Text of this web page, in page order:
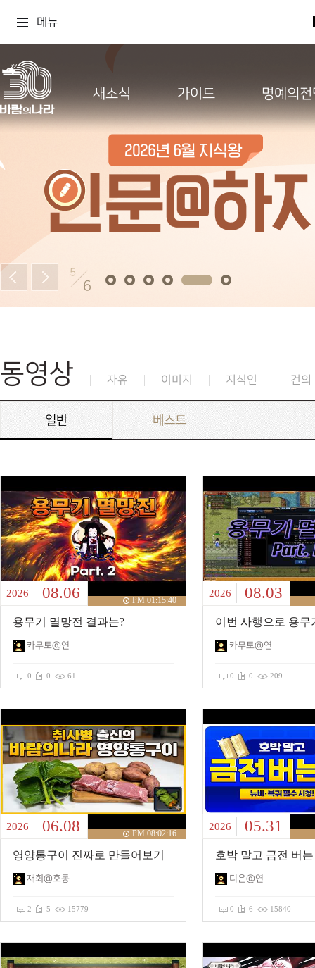
메뉴
새소식 가이드 명예의
5
6
동영상 자유 이미지 지식인 건의
일반 베스트
2026 08.06 PM 01:15:40
용무기 멸망전 결과는?
카무토@연
0 0 61
2026 08.03
이번 사행으로 용무
카무토@연
0 0 209
2026 06.08 PM 08:02:16
영양통구이 진짜로 만들어보기
재회@호동
2 5 15779
2026 05.31
디은@연
0 6 15840